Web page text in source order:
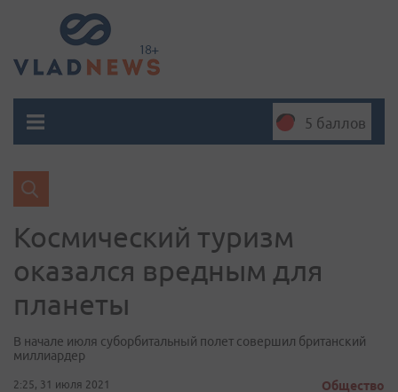
5 баллов
Космический туризм
оказался вредным для
планеты
В начале июля суборбитальный полет совершил британский
миллиардер
2:25, 31 июля 2021 Общество